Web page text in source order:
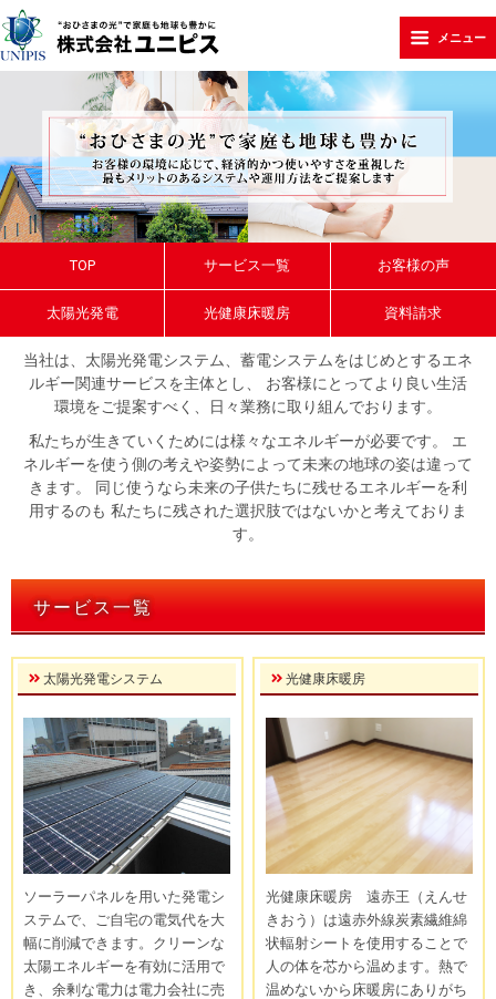
メニュー
TOP サービス一覧 お客様の声
太陽光発電 光健康床暖房 資料請求
当社は、太陽光発電システム、蓄電システムをはじめとするエネ
ルギー関連サービスを主体とし、
お客様にとってより良い生活
環境をご提案すべく、日々業務に取り組んでおります。
私たちが生きていくためには様々なエネルギーが必要です。
エ
ネルギーを使う側の考えや姿勢によって未来の地球の姿は違って
きます。
同じ使うなら未来の子供たちに残せるエネルギーを利
用するのも 私たちに残された選択肢ではないかと考えておりま
す。
サービス一覧
太陽光発電システム
ソーラーパネルを用いた発電シ
ステムで、ご自宅の電気代を大
幅に削減できます。クリーンな
太陽エネルギーを有効に活用で
き、余剰な電力は電力会社に売
光健康床暖房
光健康床暖房 遠赤王（えんせ
きおう）は遠赤外線炭素繊維綿
状輻射シートを使用することで
人の体を芯から温めます。熱で
温めないから床暖房にありがち